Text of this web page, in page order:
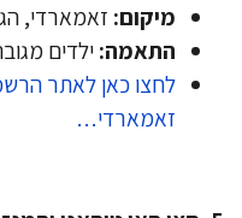
מיקום:זאמארדי, הגדה
התאמה:ילדים מגובה 100 ס"מ ומעלה וחובבי אדרנלין.
לחצו כאן לאתר
זאמארדי…